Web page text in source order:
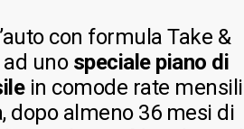
con formula Take &
uno speciale piano di
in comode rate mensili
dopo almeno 36 mesi di